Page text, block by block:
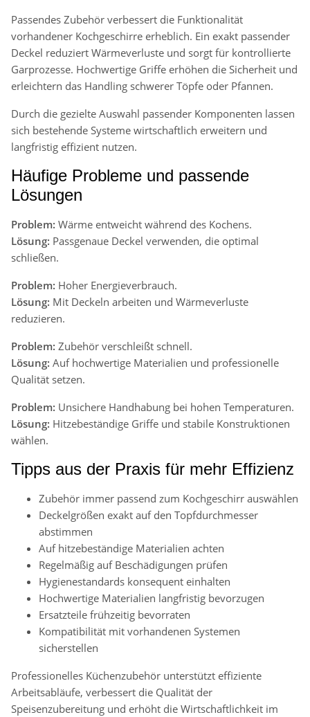
Passendes Zubehör verbessert die Funktionalität
vorhandener Kochgeschirre erheblich. Ein exakt passender
Deckel reduziert Wärmeverluste und sorgt für kontrollierte
Garprozesse. Hochwertige Griffe erhöhen die Sicherheit und
erleichtern das Handling schwerer Töpfe oder Pfannen.
Durch die gezielte Auswahl passender Komponenten lassen
sich bestehende Systeme wirtschaftlich erweitern und
langfristig effizient nutzen.
Häufige Probleme und passende
Lösungen
Problem: Wärme entweicht während des Kochens.
Lösung: Passgenaue Deckel verwenden, die optimal
schließen.
Problem: Hoher Energieverbrauch.
Lösung: Mit Deckeln arbeiten und Wärmeverluste
reduzieren.
Problem: Zubehör verschleißt schnell.
Lösung: Auf hochwertige Materialien und professionelle
Qualität setzen.
Problem: Unsichere Handhabung bei hohen Temperaturen.
Lösung: Hitzebeständige Griffe und stabile Konstruktionen
wählen.
Tipps aus der Praxis für mehr Effizienz
Zubehör immer passend zum Kochgeschirr auswählen
Deckelgrößen exakt auf den Topfdurchmesser
abstimmen
Auf hitzebeständige Materialien achten
Regelmäßig auf Beschädigungen prüfen
Hygienestandards konsequent einhalten
Hochwertige Materialien langfristig bevorzugen
Ersatzteile frühzeitig bevorraten
Kompatibilität mit vorhandenen Systemen
sicherstellen
Professionelles Küchenzubehör unterstützt effiziente
Arbeitsabläufe, verbessert die Qualität der
Speisenzubereitung und erhöht die Wirtschaftlichkeit im